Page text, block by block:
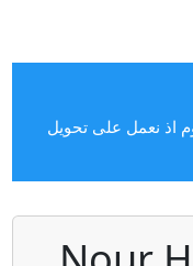
نعمل على تحويل